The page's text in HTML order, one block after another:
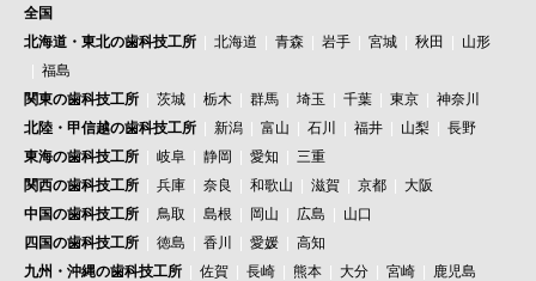
全国
北海道・東北の歯科技工所
北海道 青森 岩手 宮城 秋田
山形
福島
関東の歯科技工所
茨城 栃木 群馬 埼玉 千葉 東京
神奈川
北陸・甲信越の歯科技工所
新潟 富山 石川 福井 山梨
長野
東海の歯科技工所
岐阜 静岡 愛知
三重
関西の歯科技工所
兵庫 奈良 和歌山 滋賀 京都
大阪
中国の歯科技工所
鳥取 島根 岡山 広島
山口
四国の歯科技工所
徳島 香川 愛媛
高知
九州・沖縄の歯科技工所
佐賀 長崎 熊本 大分 宮崎
鹿児島